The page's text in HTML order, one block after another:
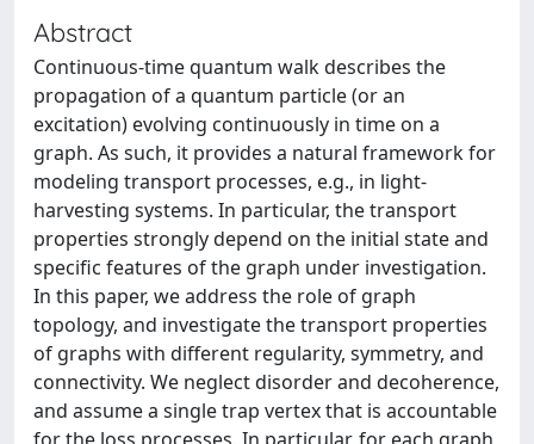
Abstract
Continuous-time quantum walk describes the
propagation of a quantum particle (or an
excitation) evolving continuously in time on a
graph. As such, it provides a natural framework for
modeling transport processes, e.g., in light-
harvesting systems. In particular, the transport
properties strongly depend on the initial state and
specific features of the graph under investigation.
In this paper, we address the role of graph
topology, and investigate the transport properties
of graphs with different regularity, symmetry, and
connectivity. We neglect disorder and decoherence,
and assume a single trap vertex that is accountable